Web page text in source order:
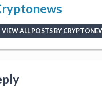
VIEW ALL POSTS BY